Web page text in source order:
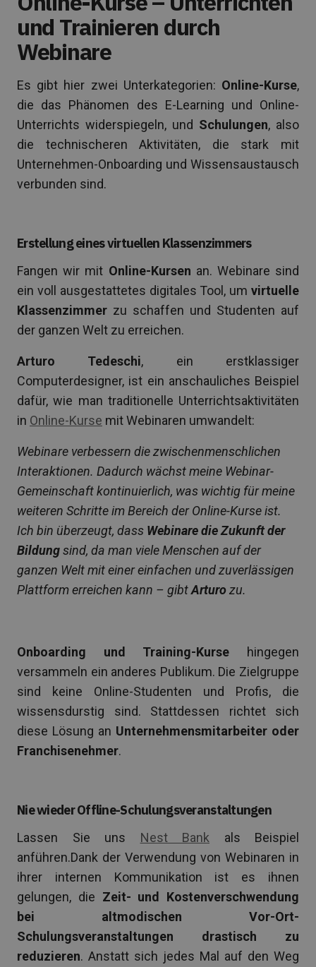
und Trainieren durch
Webinare
Es gibt hier zwei Unterkategorien: Online-Kurse,
die das Phänomen des E-Learning und Online-
Unterrichts widerspiegeln, und Schulungen, also
die technischeren Aktivitäten, die stark mit
Unternehmen-Onboarding und Wissensaustausch
verbunden sind.
Erstellung eines virtuellen Klassenzimmers
Fangen wir mit Online-Kursen an. Webinare sind
ein voll ausgestattetes digitales Tool, um virtuelle
Klassenzimmer zu schaffen und Studenten auf
der ganzen Welt zu erreichen.
Arturo Tedeschi, ein erstklassiger
Computerdesigner, ist ein anschauliches Beispiel
dafür, wie man traditionelle Unterrichtsaktivitäten
in Online-Kurse mit Webinaren umwandelt:
Webinare verbessern die zwischenmenschlichen
Interaktionen. Dadurch wächst meine Webinar-
Gemeinschaft kontinuierlich, was wichtig für meine
weiteren Schritte im Bereich der Online-Kurse ist.
Ich bin überzeugt, dass Webinare die Zukunft der
Bildungsind, da man viele Menschen auf der
ganzen Welt mit einer einfachen und zuverlässigen
Plattform erreichen kann – gibtArturozu.
Onboarding und Training-Kurse hingegen
versammeln ein anderes Publikum. Die Zielgruppe
sind keine Online-Studenten und Profis, die
wissensdurstig sind. Stattdessen richtet sich
diese Lösung an Unternehmensmitarbeiter oder
Franchisenehmer.
Nie wieder Offline-Schulungsveranstaltungen
Lassen Sie uns Nest Bank als Beispiel
anführen.Dank der Verwendung von Webinaren in
ihrer internen Kommunikation ist es ihnen
gelungen, die Zeit- und Kostenverschwendung
bei altmodischen Vor-Ort-
Schulungsveranstaltungen drastisch zu
reduzieren. Anstatt sich jedes Mal auf den Weg